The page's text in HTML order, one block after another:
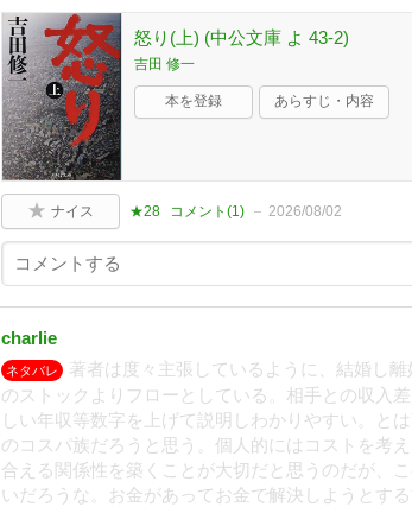
怒り(上) (中公文庫 よ 43-2)
吉田 修一
本を登録 あらすじ・内容
ナイス ★28 コメント(1) 2026/08/02
charlie
ネタバレ
著者は度々主張しているように、結婚し
のストックよりフローとしている。相手との収入
しい年収等数字を上げて説明しわかりやすい。と
のコスパ族だろうと思う。個人的にはコストを考
合える関係性を築くことが大切だと思うのだが、
いだろうな。お金があってお金で解決しようとす